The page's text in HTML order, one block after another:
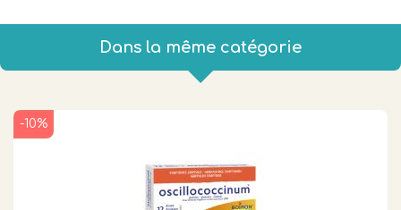
Dans la même catégorie
-10%